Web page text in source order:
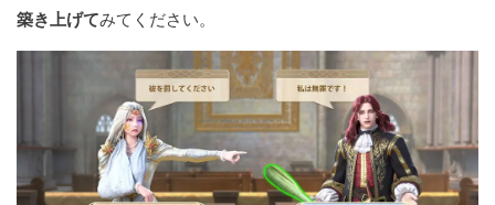
築き上げてみてください。